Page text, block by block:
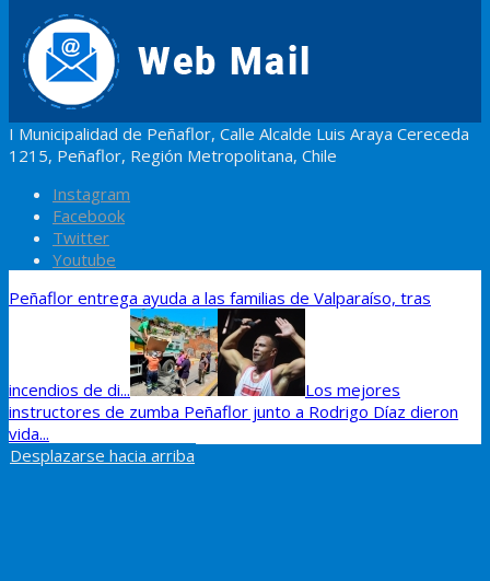
I Municipalidad de Peñaflor, Calle Alcalde Luis Araya Cereceda
1215, Peñaflor, Región Metropolitana, Chile
Instagram
Facebook
Twitter
Youtube
Peñaflor entrega ayuda a las familias de Valparaíso, tras
incendios de di...
Los mejores
instructores de zumba Peñaflor junto a Rodrigo Díaz dieron
vida...
Desplazarse hacia arriba